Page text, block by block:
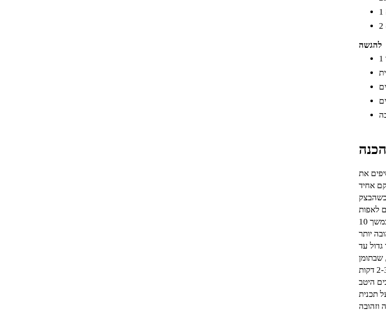
להגשה
את
בגובה 3 ס"מ לפחות, כשהבצק
לאפות
את הקלתית לפני הוספת המילוי, בתנור שחומם מראש לחום של 180 מעלות במשך 10
עד
ומטגנים 2 דקות נוספות, שבתומן
מוסיפים טימין, שמנת מתוקה ועלי בזיליקום. מערבבים ומכבים את האש. מצננים 2-3 דקות
שחומם מראש ל-170 מעלות על תכנית